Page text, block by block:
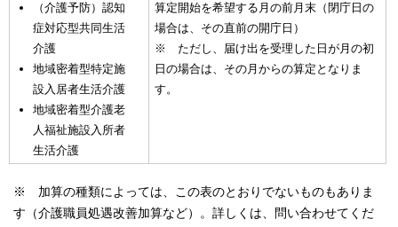
（介護予防）認知
症対応型共同生活
介護
地域密着型特定施
設入居者生活介護
地域密着型介護老
人福祉施設入所者
生活介護
算定開始を希望する月の前月末（閉庁日の
場合は、その直前の開庁日）
※ ただし、届け出を受理した日が月の初
日の場合は、その月からの算定となりま
す。
※ 加算の種類によっては、この表のとおりでないものもありま
す（介護職員処遇改善加算など）。詳しくは、問い合わせてくだ